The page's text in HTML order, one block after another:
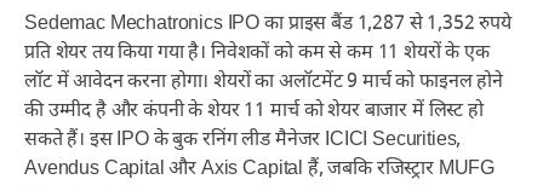
Sedemac Mechatronics IPO का प्राइस बैंड 1,287 से 1,352 रुपये
प्रति शेयर तय किया गया है। निवेशकों को कम से कम 11 शेयरों के एक
लॉट में आवेदन करना होगा। शेयरों का अलॉटमेंट 9 मार्च को फाइनल होने
की उम्मीद है और कंपनी के शेयर 11 मार्च को शेयर बाजार में लिस्ट हो
सकते हैं। इस IPO के बुक रनिंग लीड मैनेजर ICICI Securities,
Avendus Capital और Axis Capital हैं, जबकि रजिस्ट्रार MUFG